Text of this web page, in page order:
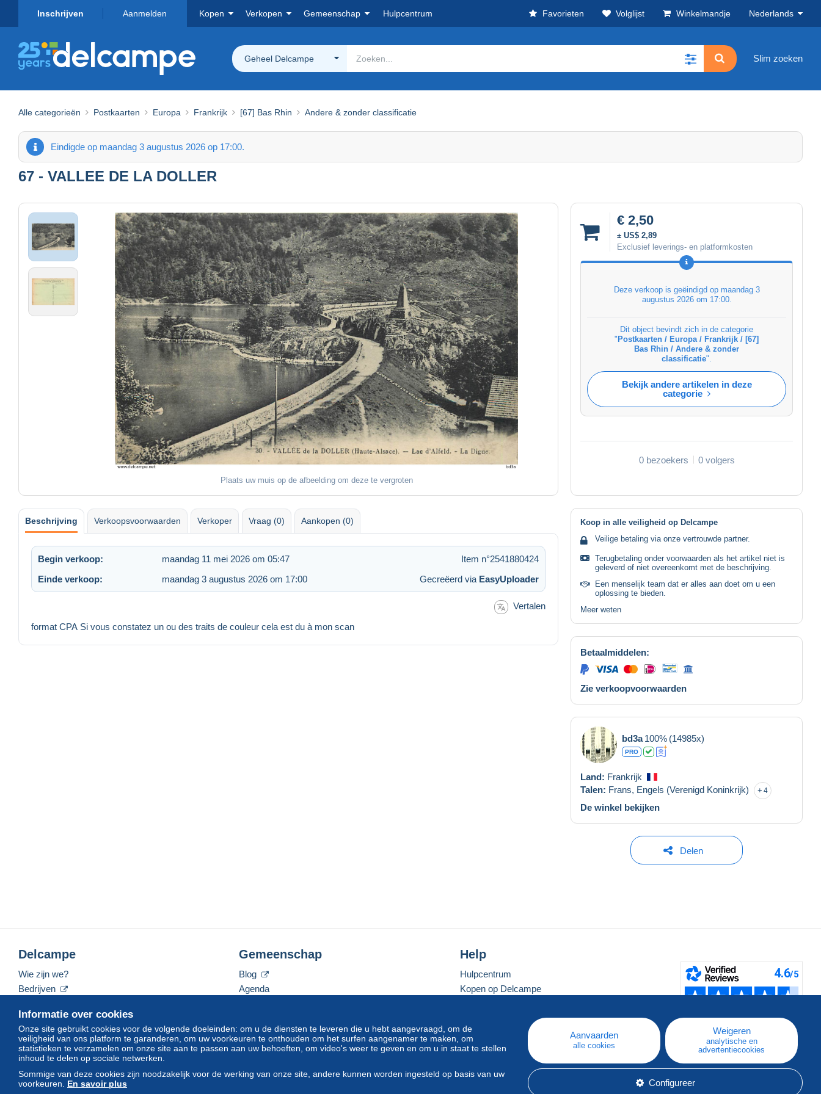
Inschrijven Aanmelden Kopen Verkopen Gemeenschap Hulpcentrum Favorieten Volglijst Winkelmandje Nederlands
Geheel Delcampe Slim zoeken
Alle categorieën Postkaarten Europa Frankrijk [67] Bas Rhin Andere & zonder classificatie
Eindigde op maandag 3 augustus 2026 op 17:00.
67 - VALLEE DE LA DOLLER
Plaats uw muis op de afbeelding om deze te vergroten
€ 2,50
± US$ 2,89
Exclusief leverings- en platformkosten
Deze verkoop is geëindigd op maandag 3
augustus 2026 om 17:00.
Dit object bevindt zich in de categorie
" Postkaarten / Europa / Frankrijk / [67]
Bas Rhin / Andere & zonder
classificatie".
Bekijk andere artikelen in deze
categorie
0 bezoekers 0 volgers
Beschrijving Verkoopsvoorwaarden Verkoper Vraag (0) Aankopen (0)
Begin verkoop: maandag 11 mei 2026 om 05:47
Item n°2541880424
Einde verkoop:
maandag 3 augustus 2026 om 17:00 Gecreëerd via EasyUploader
Vertalen
format CPA Si vous constatez un ou des traits de couleur cela est du à mon scan
Koop in alle veiligheid op Delcampe
Veilige betaling via onze vertrouwde partner.
Terugbetaling onder voorwaarden als het artikel niet is
geleverd of niet overeenkomt met de beschrijving.
Een menselijk team dat er alles aan doet om u een
oplossing te bieden.
Meer weten
Betaalmiddelen:
Zie verkoopvoorwaarden
bd3a 100% (14985x)
PRO
Land: Frankrijk
Talen: Frans, Engels (Verenigd Koninkrijk) 4
De winkel bekijken
Delen
Informatie over cookies
Onze site gebruikt cookies voor de volgende doeleinden: om u de diensten te leveren die u hebt aangevraagd, om de
veiligheid van ons platform te garanderen, om uw voorkeuren te onthouden om het surfen aangenamer te maken, om
statistieken te verzamelen om onze site aan te passen aan uw behoeften, om video's weer te geven en om u in staat te stellen
inhoud te delen op sociale netwerken.
Sommige van deze cookies zijn noodzakelijk voor de werking van onze site, andere kunnen worden ingesteld op basis van uw
voorkeuren. En savoir plus
Aanvaarden
alle cookies
Weigeren
analytische en
advertentiecookies
Configureer
Delcampe
Wie zijn we?
Bedrijven
Neem contact met ons op
Gemeenschap
Blog
Agenda
Help
Hulpcentrum
Kopen op Delcampe
Een beveiligde website